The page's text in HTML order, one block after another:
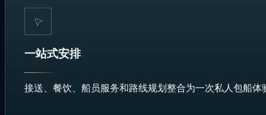
一站式安排
接送、餐饮、船员服务和路线规划整合为一次私人包船体